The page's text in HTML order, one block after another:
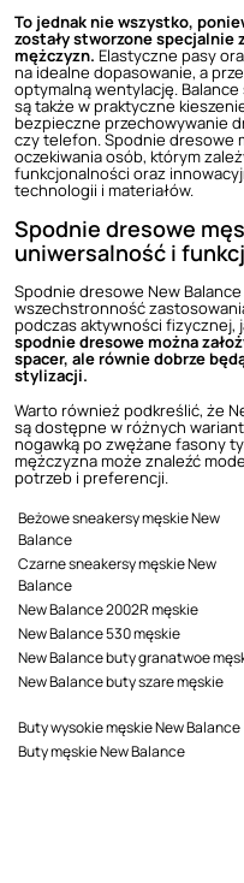
To jednak nie wszystko,
zostały stworzone specjalnie
mężczyzn. Elastyczne pasy
na idealne dopasowanie, a
optymalną wentylację.
są także w praktyczne
bezpieczne przechowywanie
czy telefon. Spodnie dresowe
oczekiwania osób, którym
funkcjonalności oraz
technologii i materiałów.
Spodnie dresowe
uniwersalność i
Spodnie dresowe New
wszechstronność
podczas aktywności fizycznej,
spodnie dresowe można
spacer, ale równie dobrze
stylizacji.
Warto również podkreślić, że
są dostępne w różnych
nogawką po zwężane fasony
mężczyzna może znaleźć
potrzeb i preferencji.
Beżowe sneakersy męskie New
Balance
Czarne sneakersy męskie New
Balance
New Balance 2002R męskie
New Balance 530 męskie
New Balance buty granatwoe
New Balance buty szare męskie
Buty wysokie męskie New Balance
Buty męskie New Balance